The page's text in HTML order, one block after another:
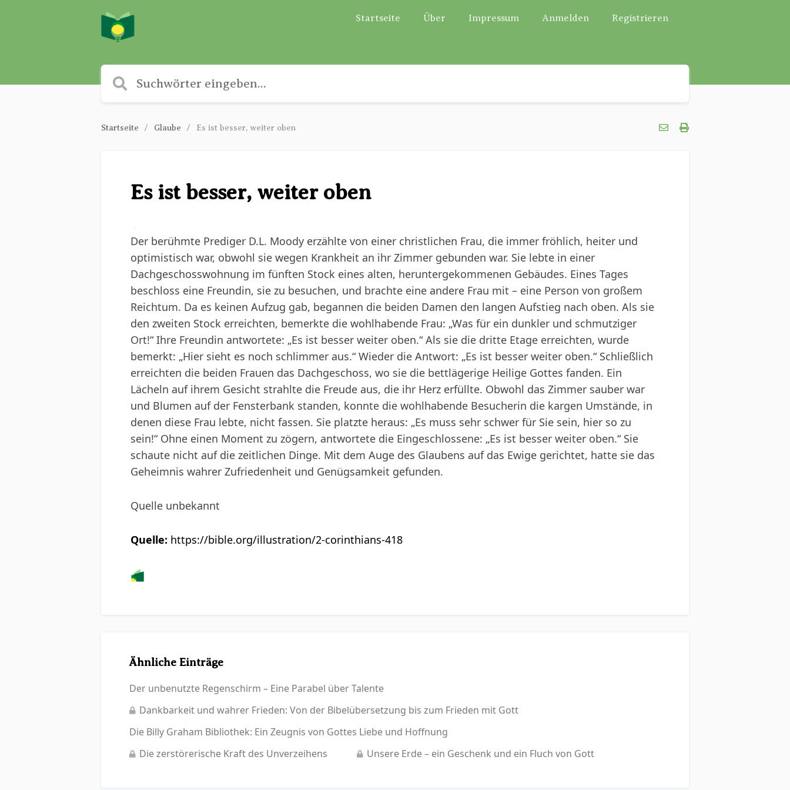
Startseite Über Impressum Anmelden Registrieren
Startseite Glaube Es ist besser, weiter oben
Es ist besser, weiter oben
Der berühmte Prediger D.L. Moody erzählte von einer christlichen Frau, die immer fröhlich, heiter und
optimistisch war, obwohl sie wegen Krankheit an ihr Zimmer gebunden war. Sie lebte in einer
Dachgeschosswohnung im fünften Stock eines alten, heruntergekommenen Gebäudes. Eines Tages
beschloss eine Freundin, sie zu besuchen, und brachte eine andere Frau mit – eine Person von großem
Reichtum. Da es keinen Aufzug gab, begannen die beiden Damen den langen Aufstieg nach oben. Als sie
den zweiten Stock erreichten, bemerkte die wohlhabende Frau: „Was für ein dunkler und schmutziger
Ort!“ Ihre Freundin antwortete: „Es ist besser weiter oben.“ Als sie die dritte Etage erreichten, wurde
bemerkt: „Hier sieht es noch schlimmer aus.“ Wieder die Antwort: „Es ist besser weiter oben.“ Schließlich
erreichten die beiden Frauen das Dachgeschoss, wo sie die bettlägerige Heilige Gottes fanden. Ein
Lächeln auf ihrem Gesicht strahlte die Freude aus, die ihr Herz erfüllte. Obwohl das Zimmer sauber war
und Blumen auf der Fensterbank standen, konnte die wohlhabende Besucherin die kargen Umstände, in
denen diese Frau lebte, nicht fassen. Sie platzte heraus: „Es muss sehr schwer für Sie sein, hier so zu
sein!“ Ohne einen Moment zu zögern, antwortete die Eingeschlossene: „Es ist besser weiter oben.“ Sie
schaute nicht auf die zeitlichen Dinge. Mit dem Auge des Glaubens auf das Ewige gerichtet, hatte sie das
Geheimnis wahrer Zufriedenheit und Genügsamkeit gefunden.
Quelle unbekannt
Quelle: https://bible.org/illustration/2-corinthians-418
Ähnliche Einträge
Der unbenutzte Regenschirm – Eine Parabel über Talente
Dankbarkeit und wahrer Frieden: Von der Bibelübersetzung bis zum Frieden mit Gott
Die Billy Graham Bibliothek: Ein Zeugnis von Gottes Liebe und Hoffnung
Die zerstörerische Kraft des Unverzeihens
Unsere Erde – ein Geschenk und ein Fluch von Gott